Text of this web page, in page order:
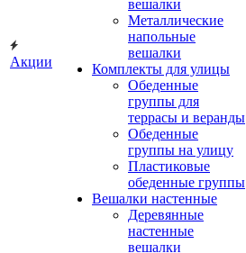
Акции
вешалки
Металлические
напольные
вешалки
Комплекты для улицы
Обеденные
группы для
террасы и веранды
Обеденные
группы на улицу
Пластиковые
обеденные группы
Вешалки настенные
Деревянные
настенные
вешалки